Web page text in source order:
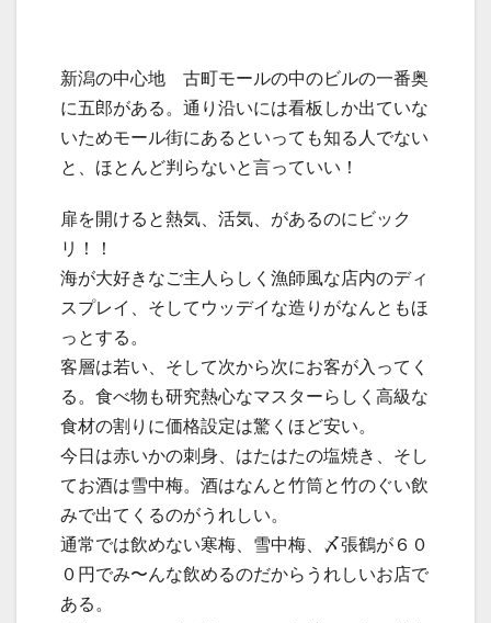
新潟の中心地 古町モールの中のビルの一番奥
に五郎がある。通り沿いには看板しか出ていな
いためモール街にあるといっても知る人でない
と、ほとんど判らないと言っていい！
扉を開けると熱気、活気、があるのにビック
リ！！
海が大好きなご主人らしく漁師風な店内のディ
スプレイ、そしてウッデイな造りがなんともほ
っとする。
客層は若い、そして次から次にお客が入ってく
る。食べ物も研究熱心なマスターらしく高級な
食材の割りに価格設定は驚くほど安い。
今日は赤いかの刺身、はたはたの塩焼き、そし
てお酒は雪中梅。酒はなんと竹筒と竹のぐい飲
みで出てくるのがうれしい。
通常では飲めない寒梅、雪中梅、〆張鶴が６０
０円でみ〜んな飲めるのだからうれしいお店で
ある。